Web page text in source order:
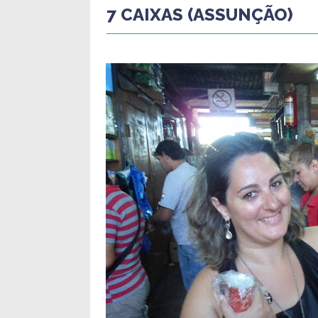
7 CAIXAS (ASSUNÇÃO)